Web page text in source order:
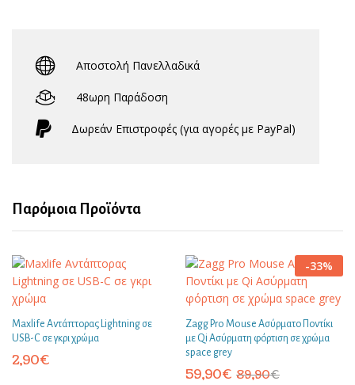
Αποστολή Πανελλαδικά
48ωρη Παράδοση
Δωρεάν Eπιστροφές (για αγορές με PayPal)
Παρόμοια Προϊόντα
Maxlife Αντάπτορας Lightning σε
USB-C σε γκρι χρώμα
2,90€
-33%
Zagg Pro Mouse Ασύρματο Ποντίκι
με Qi Ασύρματη φόρτιση σε χρώμα
space grey
59,90€ 89,90€